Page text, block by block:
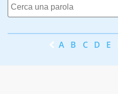
A B C D E